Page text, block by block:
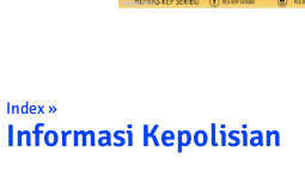
Index »
Informasi Kepolisian